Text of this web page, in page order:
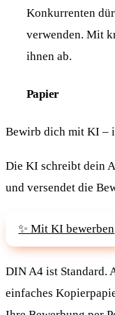
Konkurrenten
verwenden. Mit
ihnen ab.
Papier
Bewirb dich mit KI –
Die KI schreibt dein
und versendet die
✨ Mit KI bewerben
DIN A4 ist Standard.
einfaches